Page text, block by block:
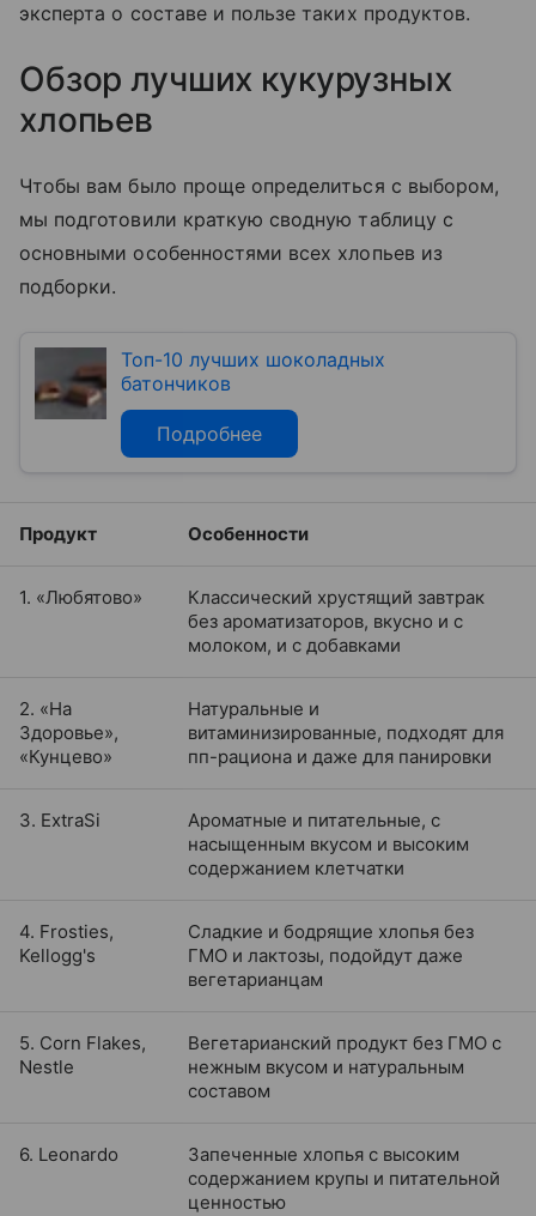
эксперта о составе и пользе таких продуктов.
Обзор лучших кукурузных
хлопьев
Чтобы вам было проще определиться с выбором,
мы подготовили краткую сводную таблицу с
основными особенностями всех хлопьев из
подборки.
Топ-10 лучших шоколадных
батончиков
Подробнее
Продукт Особенности
1. «Любятово»
Классический хрустящий завтрак
без ароматизаторов, вкусно и с
молоком, и с добавками
2. «На
Здоровье»,
«Кунцево»
Натуральные и
витаминизированные, подходят для
пп-рациона и даже для панировки
3. ExtraSi
Ароматные и питательные, с
насыщенным вкусом и высоким
содержанием клетчатки
4. Frosties,
Kellogg's
Сладкие и бодрящие хлопья без
ГМО и лактозы, подойдут даже
вегетарианцам
5. Corn Flakes,
Nestle
Вегетарианский продукт без ГМО с
нежным вкусом и натуральным
составом
6. Leonardo
Запеченные хлопья с высоким
содержанием крупы и питательной
ценностью